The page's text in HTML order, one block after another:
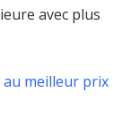
avec plus
au meilleur prix